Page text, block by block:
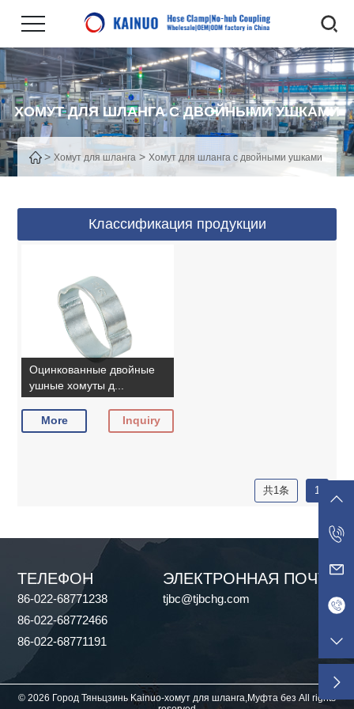
ХОМУТ ДЛЯ ШЛАНГА С ДВОЙНЫМИ УШКАМИ
> Хомут для шланга >Хомут для шланга с двойными ушками
Классификация продукции
Оцинкованные двойные
ушные хомуты д...
More Inquiry
共1条 1
ТЕЛЕФОН
86-022-68771238
86-022-68772466
86-022-68771191
ЭЛЕКТРОННАЯ ПОЧТА
tjbc@tjbchg.com
© 2026 Город Тяньцзинь Kainuo-хомут для шланга,Муфта без All rights